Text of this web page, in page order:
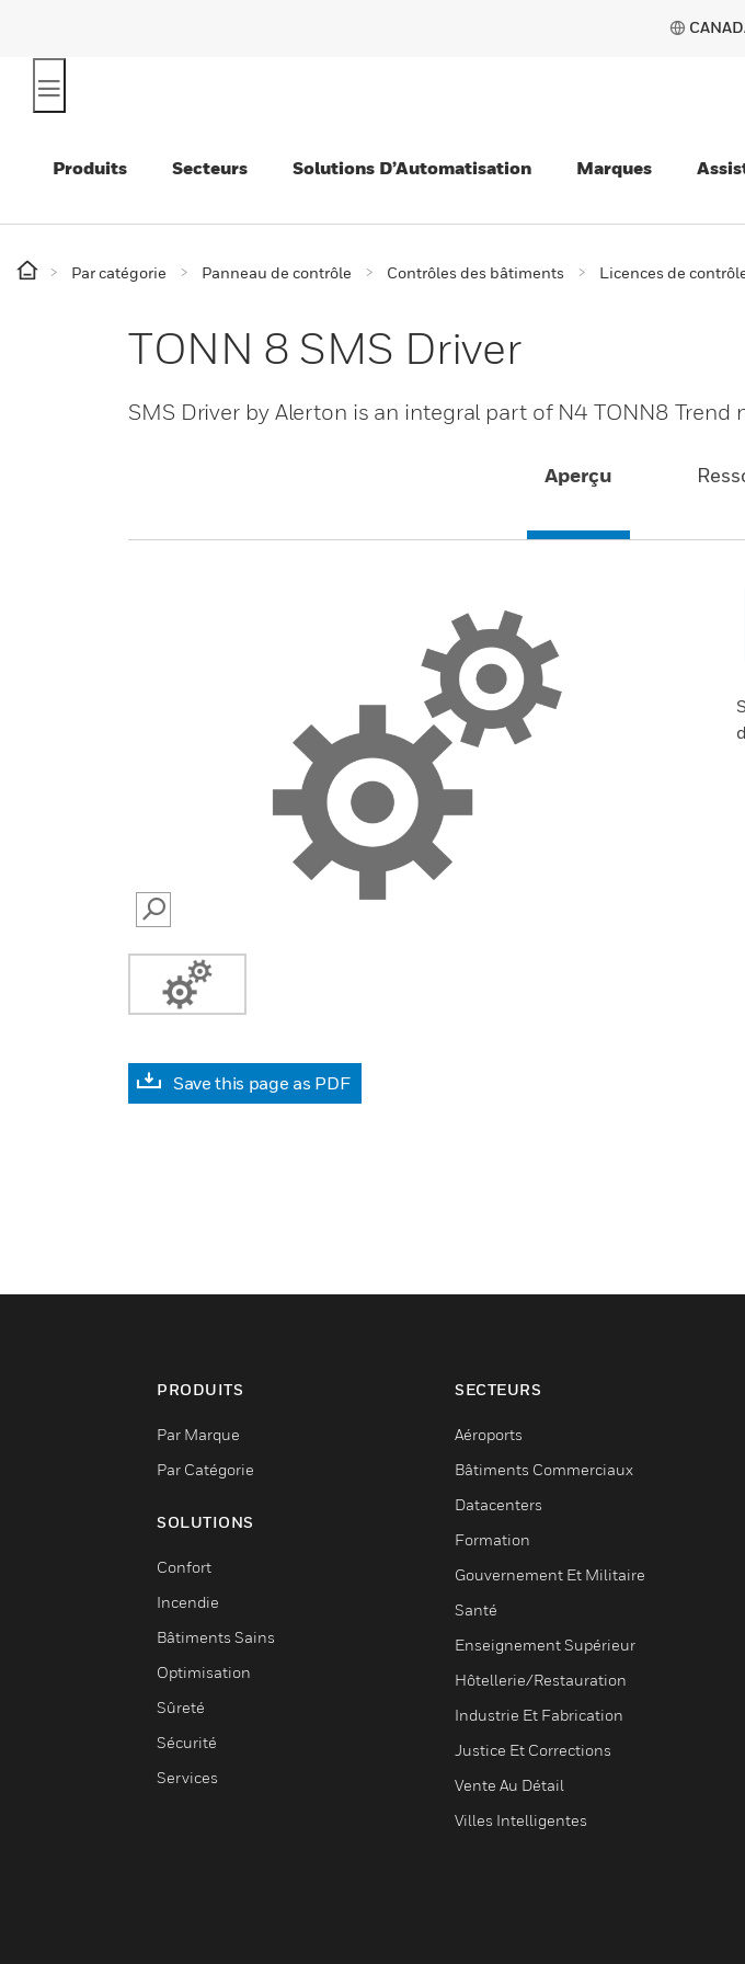
Produits Secteurs Solutions D’Automatisation Marques
Par catégorie Panneau de contrôle Contrôles des bâtiments Licences de
TONN 8 SMS Driver
SMS Driver by Alerton is an integral part of N4 TONN8 Trend
Aperçu
SEARCH
Save this page as PDF
PRODUITS
Par Marque
Par Catégorie
SOLUTIONS
Confort
Incendie
Bâtiments Sains
Optimisation
Sûreté
Sécurité
Services
SECTEURS
Aéroports
Bâtiments Commerciaux
Datacenters
Formation
Gouvernement Et Militaire
Santé
Enseignement Supérieur
Hôtellerie/Restauration
Industrie Et Fabrication
Justice Et Corrections
Vente Au Détail
Villes Intelligentes